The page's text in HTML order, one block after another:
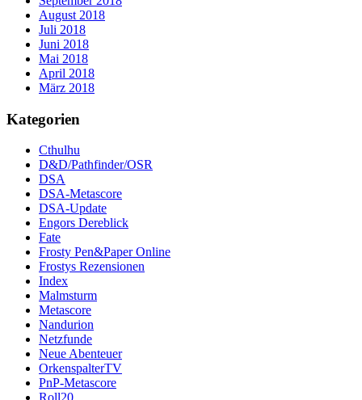
August 2018
Juli 2018
Juni 2018
Mai 2018
April 2018
März 2018
Kategorien
Cthulhu
D&D/Pathfinder/OSR
DSA
DSA-Metascore
DSA-Update
Engors Dereblick
Fate
Frosty Pen&Paper Online
Frostys Rezensionen
Index
Malmsturm
Metascore
Nandurion
Netzfunde
Neue Abenteuer
OrkenspalterTV
PnP-Metascore